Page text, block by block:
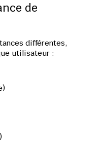
de
différentes,
utilisateur :